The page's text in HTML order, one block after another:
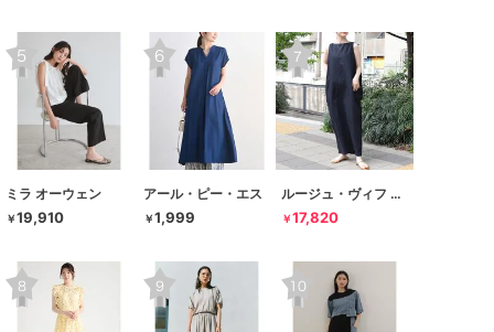
ミラ オーウェン
￥19,910
アール・ピー・エス
￥1,999
ルージュ・ヴィフ ラクレ
￥17,820